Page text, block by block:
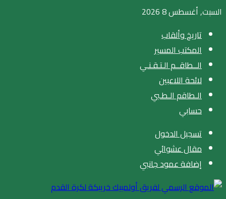
السبت, أغسطس 8 2026
تاريخ وألقاب
المكتب المسير
الــطاقــم الـتـقـنـي
لائحة اللاعبين
الـطاقم الـطـبي
حسابي
تسجيل الدخول
مقال عشوائي
إضافة عمود جانبي